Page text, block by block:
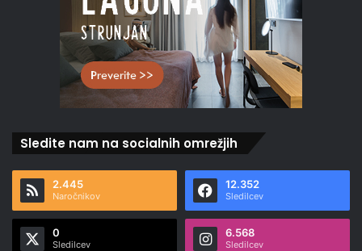
Sledite nam na socialnih omrežjih
2.445
Naročnikov
12.352
Sledilcev
0
Sledilcev
6.568
Sledilcev